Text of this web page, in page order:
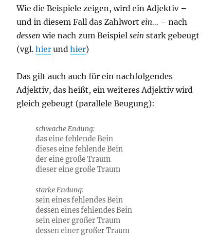
Wie die Beispiele zeigen, wird ein Adjektiv –
und in diesem Fall das Zahlwortein… – nach
dessen wie nach zum Beispielsein stark gebeugt
(vgl.hier undhier)
Das gilt auch auch für ein nachfolgendes
Adjektiv, das heißt, ein weiteres Adjektiv wird
gleich gebeugt (parallele Beugung):
schwache Endung:
das einefehlendeBein
dieses einefehlendeBein
der einegroßeTraum
dieser einegroßeTraum
starke Endung:
sein einesfehlendesBein
dessen einesfehlendesBein
sein einergroßerTraum
dessen einergroßerTraum